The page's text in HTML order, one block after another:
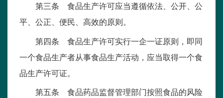
第三条 食品生产许可应当遵循依法、公开、公
平、公正、便民、高效的原则。
第四条 食品生产许可实行一企一证原则，即同
一个食品生产者从事食品生产活动，应当取得一个食
品生产许可证。
第五条 食品药品监督管理部门按照食品的风险